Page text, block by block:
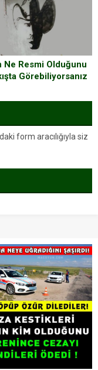
Ne Resmi Olduğunu
Görebiliyorsanız
form aracılığıyla siz